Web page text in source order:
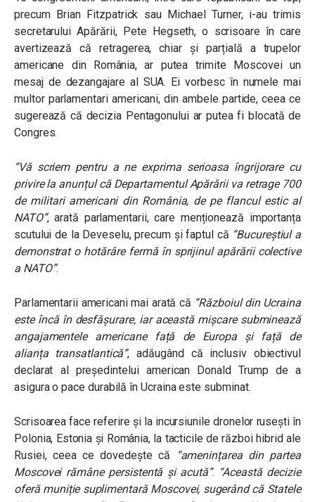
precum Brian Fitzpatrick sau Michael Turner, i-au trimis
secretarului Apărării, Pete Hegseth, o scrisoare în care
avertizează că retragerea, chiar și parțială a trupelor
americane din România, ar putea trimite Moscovei un
mesaj de dezangajare al SUA. Ei vorbesc în numele mai
multor parlamentari americani, din ambele partide, ceea ce
sugerează că decizia Pentagonului ar putea fi blocată de
Congres.
“Vă scriem pentru a ne exprima serioasa îngrijorare cu
privire la anunțul că Departamentul Apărării va retrage 700
de militari americani din România, de pe flancul estic al
NATO”, arată parlamentarii, care menționează importanța
scutului de la Deveselu, precum și faptul că “Bucureștiul a
demonstrat o hotărâre fermă în sprijinul apărării colective
a NATO”.
Parlamentarii americani mai arată că “Războiul din Ucraina
este încă în desfășurare, iar această mișcare subminează
angajamentele americane față de Europa și față de
alianța transatlantică”, adăugând că inclusiv obiectivul
declarat al președintelui american Donald Trump de a
asigura o pace durabilă în Ucraina este subminat.
Scrisoarea face referire și la incursiunile dronelor rusești în
Polonia, Estonia și România, la tacticile de război hibrid ale
Rusiei, ceea ce dovedește că
“amenințarea din partea
Moscovei rămâne persistentă și acută”. “Această decizie
oferă muniție suplimentară Moscovei, sugerând că Statele